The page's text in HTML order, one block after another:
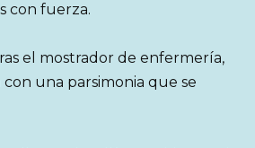
con fuerza.
el mostrador de enfermería,
una parsimonia que se